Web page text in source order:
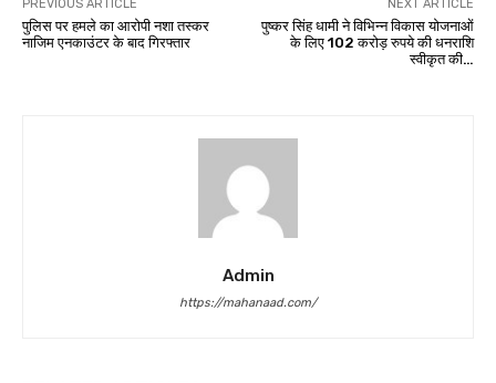
PREVIOUS ARTICLE
पुलिस पर हमले का आरोपी नशा तस्कर
नाजिम एनकाउंटर के बाद गिरफ्तार
NEXT ARTICLE
पुष्कर सिंह धामी ने विभिन्न विकास योजनाओं
के लिए 102 करोड़ रुपये की धनराशि
स्वीकृत की…
Admin
https://mahanaad.com/